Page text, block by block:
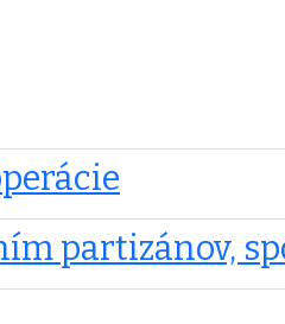
partizánov,